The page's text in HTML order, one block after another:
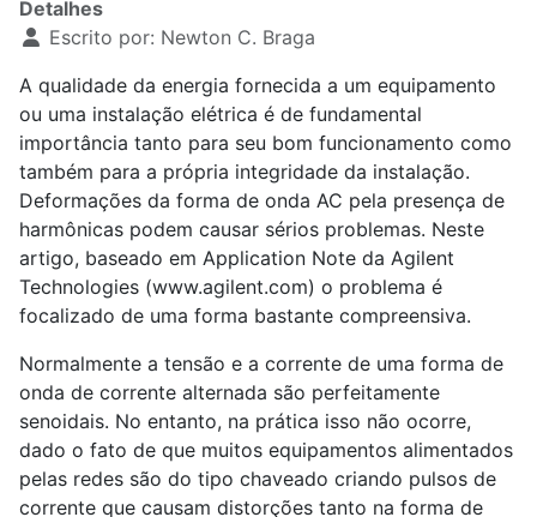
Detalhes
Escrito por: Newton C. Braga
A qualidade da energia fornecida a um equipamento
ou uma instalação elétrica é de fundamental
importância tanto para seu bom funcionamento como
também para a própria integridade da instalação.
Deformações da forma de onda AC pela presença de
harmônicas podem causar sérios problemas. Neste
artigo, baseado em Application Note da Agilent
Technologies (www.agilent.com) o problema é
focalizado de uma forma bastante compreensiva.
Normalmente a tensão e a corrente de uma forma de
onda de corrente alternada são perfeitamente
senoidais. No entanto, na prática isso não ocorre,
dado o fato de que muitos equipamentos alimentados
pelas redes são do tipo chaveado criando pulsos de
corrente que causam distorções tanto na forma de